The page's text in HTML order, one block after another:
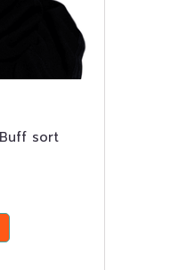
sort